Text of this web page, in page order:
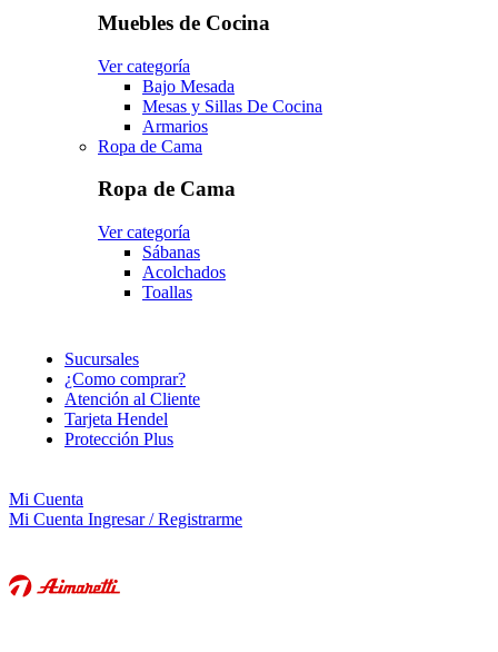
Muebles de Cocina
Ver categoría
Bajo Mesada
Mesas y Sillas De Cocina
Armarios
Ropa de Cama
Ropa de Cama
Ver categoría
Sábanas
Acolchados
Toallas
Sucursales
¿Como comprar?
Atención al Cliente
Tarjeta Hendel
Protección Plus
Mi Cuenta
Mi Cuenta Ingresar / Registrarme